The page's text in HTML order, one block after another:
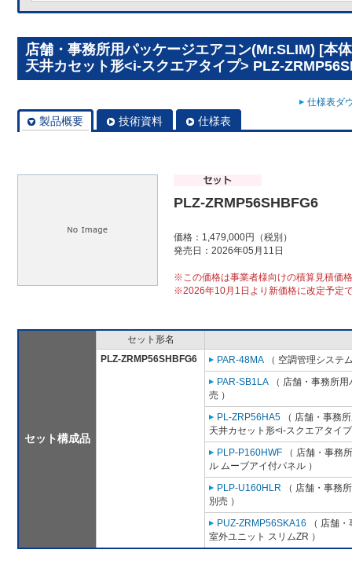
店舗・事務所用パッケージエアコン(Mr.SLIM) [本
天井カセット形<i-スクエアタイプ> PLZ-
仕様表ダ
製品概要 技術資料 仕様表
PLZ-ZRMP56SHBFG6
価格：1,479,000円（税別）
発売日：2026年05月11日
※この価格は事業者様向けの積算見積価
※2026年10月1日より新価格に改定予定
セット構成品
セット形名
PLZ-ZRMP56SHBFG6
PAR-48MA （ 空調管理システ
PAR-SB1LA （ 店舗・事務所
売 ）
PL-ZRP56HA5 （ 店舗・事務
天井カセット形<i-スクエアタイ
PLP-P160HWF （ 店舗・事務
ル ムーブアイ付パネル ）
PLP-U160HLR （ 店舗・事務
別売 ）
PUZ-ZRMP56SKA16 （ 店舗
室外ユニット スリムZR ）